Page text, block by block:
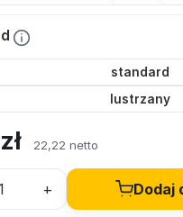
standard
lustrzany
zł 22,22 netto
+ Dodaj